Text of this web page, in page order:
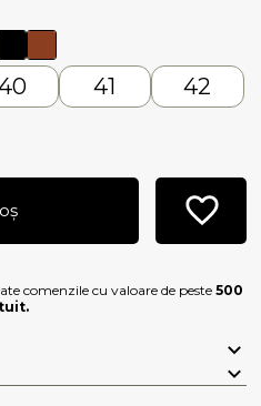
41
42
comenzile cu valoare de peste500